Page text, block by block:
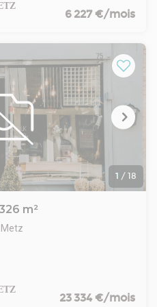
un bâtiment d'activité de
de Maizières, d'Ennery
routières
et A4).
en 3h, Strasbourg en
environ
BNP PARIBAS REAL
les entreprises dans la
dépôts et entrepôts
à METZ et en MOSELLE
6 227 €/mois
1 / 18
m²
- A LOUER
23 334 €/mois